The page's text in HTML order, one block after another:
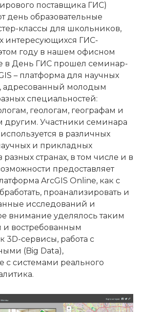
поставщика ГИС)
день образовательные
классы для школьников,
интересующихся ГИС-
году в нашем офисном
в День ГИС прошел семинар-
– платформа для научных
адресованный молодым
специальностей:
геологам, географам и
Участники семинара
в различных
и прикладных
странах, в том числе и в
предоставляет
ArcGIS Online, как с
проанализировать и
исследований и
внимание уделялось таким
востребованным
3D-сервисы, работа с
(Big Data),
с системами реального